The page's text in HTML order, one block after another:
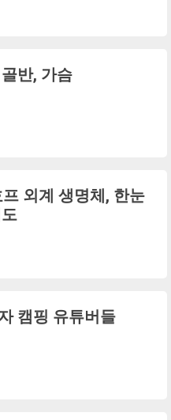
반, 가슴
외계 생명체, 한눈
캠핑 유튜버들